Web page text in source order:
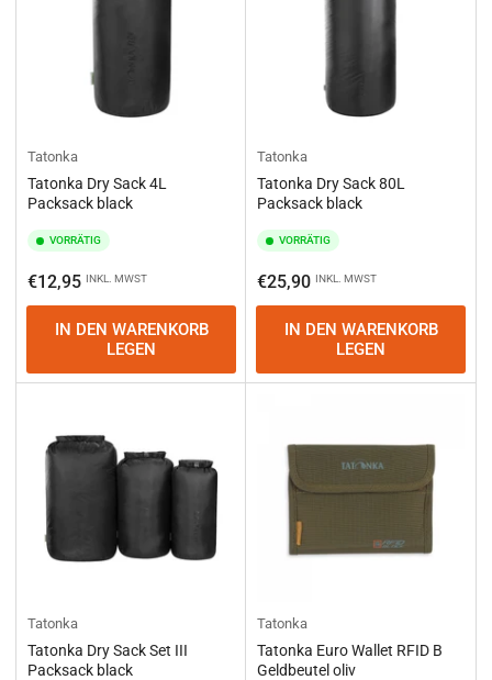
Tatonka
Tatonka Dry Sack 4L
Packsack black
VORRÄTIG
Normaler
Preis
€12,95 INKL. MWST
IN DEN WARENKORB
LEGEN
Tatonka
Tatonka Dry Sack 80L
Packsack black
VORRÄTIG
Normaler
Preis
€25,90 INKL. MWST
IN DEN WARENKORB
LEGEN
Tatonka
Tatonka Dry Sack Set III
Packsack black
Tatonka
Tatonka Euro Wallet RFID B
Geldbeutel oliv